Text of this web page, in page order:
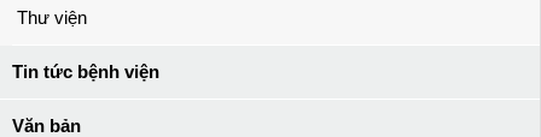
Thư viện
Tin tức bệnh viện
Văn bản